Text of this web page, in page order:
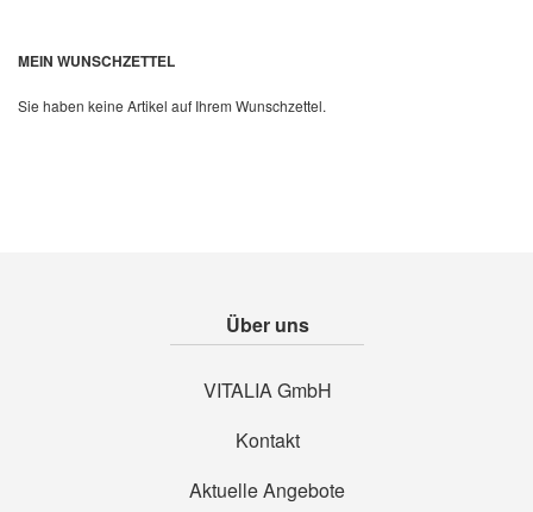
MEIN WUNSCHZETTEL
Sie haben keine Artikel auf Ihrem Wunschzettel.
Über uns
VITALIA GmbH
Kontakt
Aktuelle Angebote